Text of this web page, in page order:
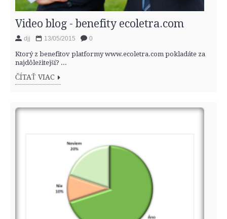
Video blog - benefity ecoletra.com
djj 13/05/2015 0
Ktorý z benefitov platformy www.ecoletra.com pokladáte za
najdôležitejší? ...
ČÍTAŤ VIAC